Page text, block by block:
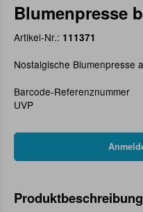
Blumenpresse
Artikel-Nr.: 111371
Nostalgische Blumenpresse
Barcode-Referenznummer
UVP
Produktbeschreibung